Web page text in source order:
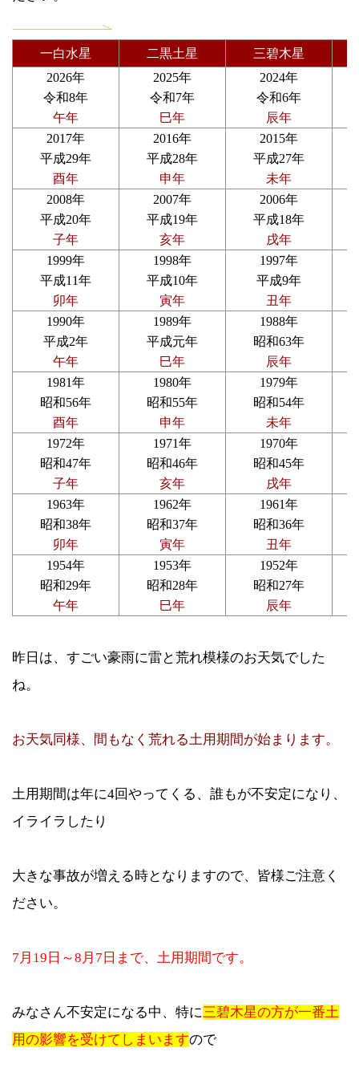
一白水星 二黒土星
三碧木星
2026年
令和8年
午年
2025年
令和7年
巳年
2024年
令和6年
辰年
2017年
平成29年
酉年
2016年
平成28年
申年
2015年
平成27年
未年
2008年
平成20年
子年
2007年
平成19年
亥年
2006年
平成18年
戌年
1999年
平成11年
卯年
1998年
平成10年
寅年
1997年
平成9年
丑年
1990年
平成2年
午年
1989年
平成元年
巳年
1988年
昭和63年
辰年
1981年
昭和56年
酉年
1980年
昭和55年
申年
1979年
昭和54年
未年
1972年
昭和47年
子年
1971年
昭和46年
亥年
1970年
昭和45年
戌年
1963年
昭和38年
卯年
1962年
昭和37年
寅年
1961年
昭和36年
丑年
1954年
昭和29年
午年
1953年
昭和28年
巳年
1952年
昭和27年
辰年
昨日は、すごい豪雨に雷と荒れ模様のお天気でした
ね。
お天気同様、間もなく荒れる土用期間が始まります。
土用期間は年に4回やってくる、誰もが不安定になり、
イライラしたり
大きな事故が増える時となりますので、皆様ご注意く
ださい。
7月19日～8月7日まで、土用期間です。
みなさん不安定になる中、特に三碧木星の方が一番土
用の影響を受けてしまいますので